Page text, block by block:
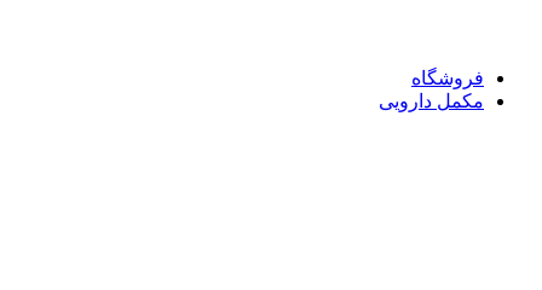
فروشگاه
مکمل دارویی